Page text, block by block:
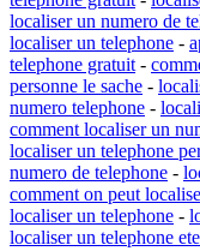
localiser un numero de
localiser un telephone -
telephone gratuit-
personne le sache -
numero telephone -
comment localiser un
localiser un telephone
numero de telephone -
comment on peut
localiser un telephone -
localiser un telephone